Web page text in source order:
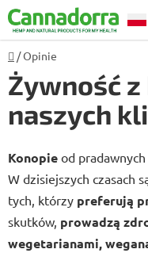
Przejść
do
treści
Home
/Opinie
Żywność
naszych
Konopie od
W dzisiejszych czasach
tych, którzy preferują
skutków, prowadzą
wegetarianami,